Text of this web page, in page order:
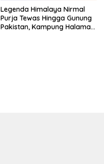
Legenda Himalaya Nirmal
Purja Tewas Hingga Gunung
Pakistan, Kampung Halaman